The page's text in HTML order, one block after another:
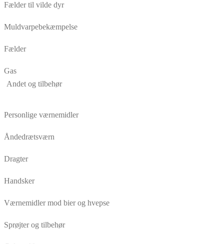
Fælder til vilde dyr
Muldvarpebekæmpelse
Fælder
Gas
Andet og tilbehør
Personlige værnemidler
Åndedrætsværn
Dragter
Handsker
Værnemidler mod bier og hvepse
Sprøjter og tilbehør